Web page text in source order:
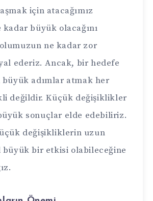
için atacağımız
kadar büyük olacağını
ne kadar zor
ederiz. Ancak, bir hedefe
adımlar atmak her
değildir. Küçük değişiklikler
sonuçlar elde edebiliriz.
değişikliklerin uzun
büyük bir etkisi olabileceğine